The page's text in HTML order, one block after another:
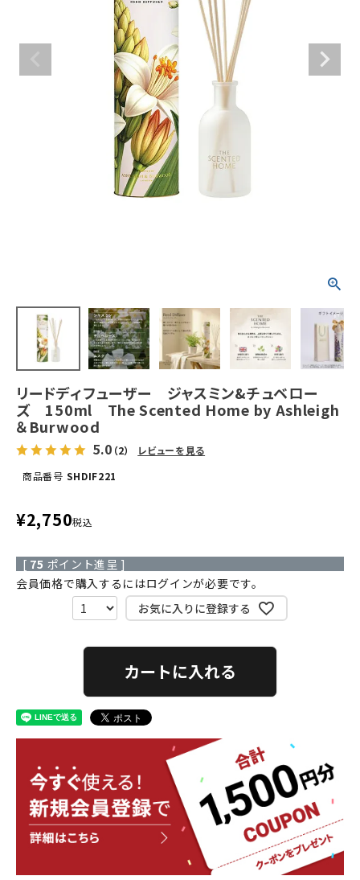
リードディフューザー ジャスミン&チュベロー
ズ 150ml The Scented Home by Ashleigh
＆Burwood
5.0 （2）
レビューを見る
商品番号 SHDIF221
¥2,750税込
[ 75 ポイント進呈 ]
会員価格で購入するにはログインが必要です。
お気に入りに登録する
カートに入れる